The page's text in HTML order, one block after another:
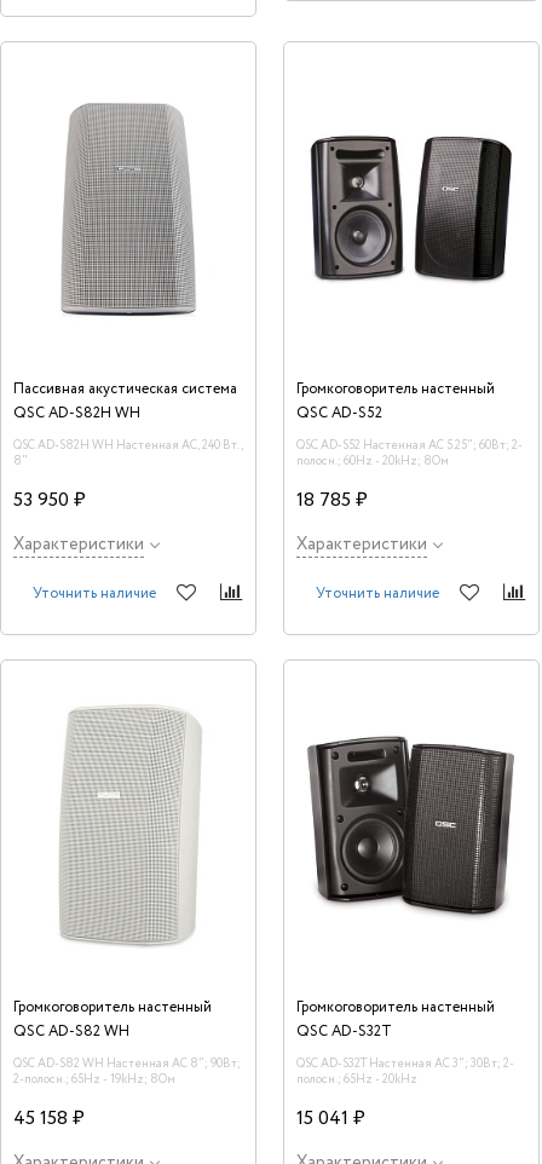
Пассивная акустическая система
QSC AD-S82H WH
QSC AD-S82H WH Настенная АС, 240 Вт.,
8"
53 950 ₽
Характеристики
Уточнить наличие
Громкоговоритель настенный
QSC AD-S52
QSC AD-S52 Настенная AC 5.25"; 60Вт; 2-
полосн.; 60Hz - 20kHz; 8Ом
18 785 ₽
Характеристики
Уточнить наличие
Громкоговоритель настенный
QSC AD-S82 WH
QSC AD-S82 WH Настенная AC 8"; 90Вт;
2-полосн.; 65Hz - 19kHz; 8Ом
45 158 ₽
Громкоговоритель настенный
QSC AD-S32T
QSC AD-S32T Настенная AC 3"; 30Вт; 2-
полосн.; 65Hz - 20kHz
15 041 ₽